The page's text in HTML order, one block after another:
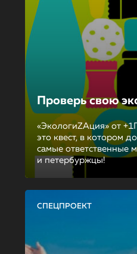
Проверь свою
«ЭкологиZAция» от
это квест, в котором
самые ответственные
и петербуржцы!
СПЕЦПРОЕКТ